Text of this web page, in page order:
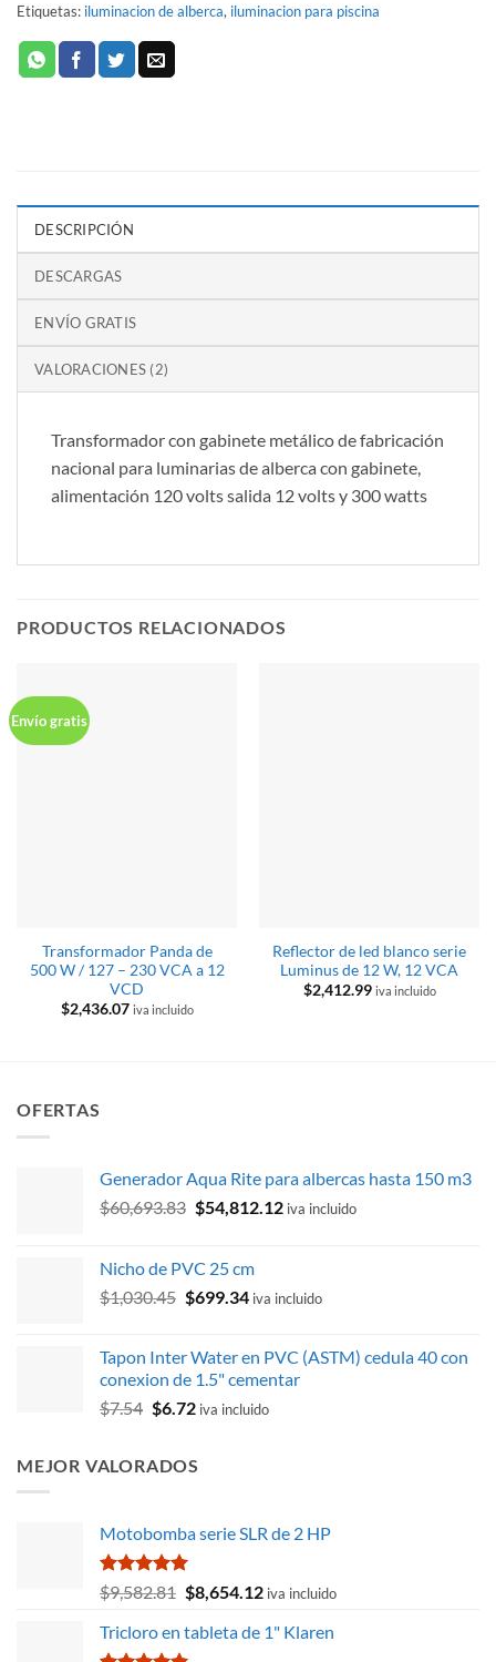
Etiquetas: iluminacion de alberca, iluminacion para piscina
DESCRIPCIÓN
DESCARGAS
ENVÍO GRATIS
VALORACIONES (2)
Transformador con gabinete metálico de fabricación
nacional para luminarias de alberca con gabinete,
alimentación 120 volts salida 12 volts y 300 watts
PRODUCTOS RELACIONADOS
Envío gratis
Transformador Panda de
500 W / 127 – 230 VCA a 12
VCD
$2,436.07 iva incluido
Reflector de led blanco serie
Luminus de 12 W, 12 VCA
$2,412.99 iva incluido
OFERTAS
Generador Aqua Rite para albercas hasta 150 m3
$60,693.83 El
era:
$60,693.83.
$54,812.12El
$54,812.12.
iva incluido
Nicho de PVC 25 cm
$1,030.45 El
era:
$1,030.45.
$699.34El
es:
$699.34.
iva incluido
Tapon Inter Water en PVC (ASTM) cedula 40 con
conexion de 1.5" cementar
$7.54 El
era:
$6.72El
es:
iva incluido
MEJOR VALORADOS
Motobomba serie SLR de 2 HP
Valorado
con
de 5
$9,582.81 El
original
$8,654.12El
actual
iva incluido
Tricloro en tableta de 1" Klaren